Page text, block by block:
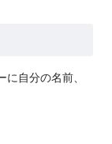
自分の名前、